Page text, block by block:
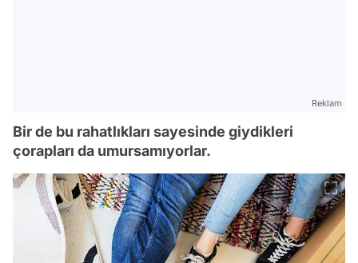
Reklam
Bir de bu rahatlıkları sayesinde giydikleri
çorapları da umursamıyorlar.